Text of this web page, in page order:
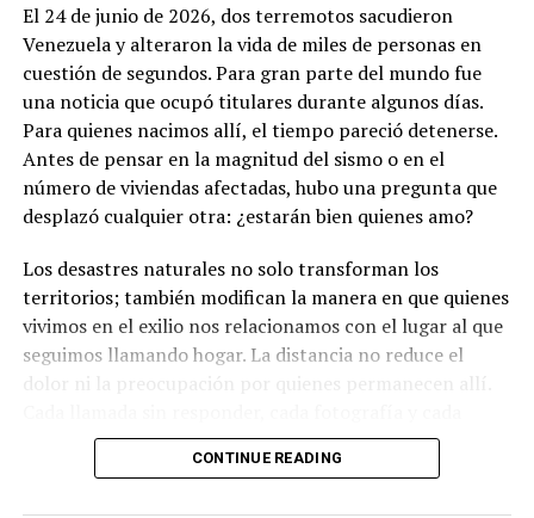
El 24 de junio de 2026, dos terremotos sacudieron
Venezuela y alteraron la vida de miles de personas en
cuestión de segundos. Para gran parte del mundo fue
una noticia que ocupó titulares durante algunos días.
Para quienes nacimos allí, el tiempo pareció detenerse.
Antes de pensar en la magnitud del sismo o en el
número de viviendas afectadas, hubo una pregunta que
desplazó cualquier otra: ¿estarán bien quienes amo?
Los desastres naturales no solo transforman los
territorios; también modifican la manera en que quienes
vivimos en el exilio nos relacionamos con el lugar al que
seguimos llamando hogar. La distancia no reduce el
dolor ni la preocupación por quienes permanecen allí.
mensaje recuerdan que existen vínculos que sobreviven
a las fronteras, al tiempo y a la propia migración.
CONTINUE READING